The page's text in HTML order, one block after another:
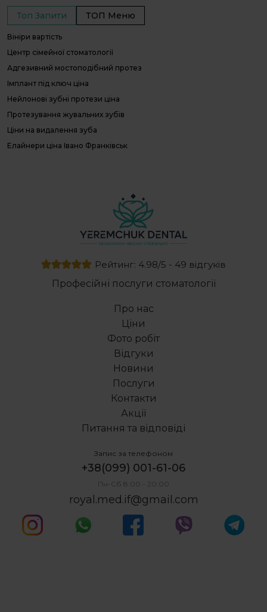
Топ Запити ТОП Меню
Вініри вартість
Центр сімейної стоматології
Адгезивний мостоподібний протез
Імплант під ключ ціна
Нейлонові зубні протези ціна
Протезування жувальних зубів
Ціни на видалення зуба
Елайнери ціна Івано Франківськ
Металеві брекети купити
Лікування пульпітів постійних зубів у дітей
Рейтинг: 4.98/5 - 49 відгуків
Професійні послуги стоматології
Про нас
Ціни
Фото робіт
Відгуки
Новини
Послуги
Контакти
Акції
Питання та відповіді
Запис за телефоном
+38(099) 001-61-06
Пн-Сб 8:00 - 20:00
royal.med.if@gmail.com